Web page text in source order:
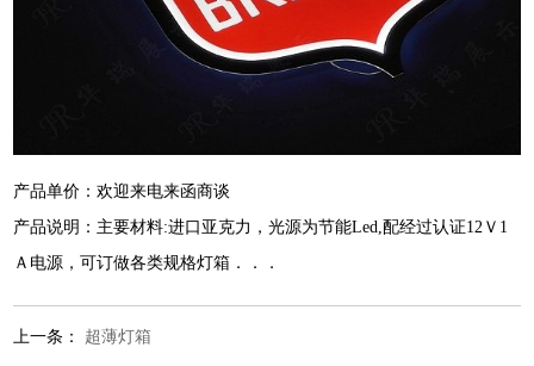
产品单价：欢迎来电来函商谈
产品说明：主要材料:进口亚克力，光源为节能Led,配经过认证12Ｖ1
Ａ电源，可订做各类规格灯箱．．．
上一条： 超薄灯箱